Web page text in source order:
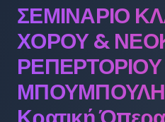
ΣΕΜΙΝΑΡΙΟ
ΧΟΡΟΥ &
ΡΕΠΕΡΤΟΡΙΟΥ
ΜΠΟΥΜΠΟΥΛΗ